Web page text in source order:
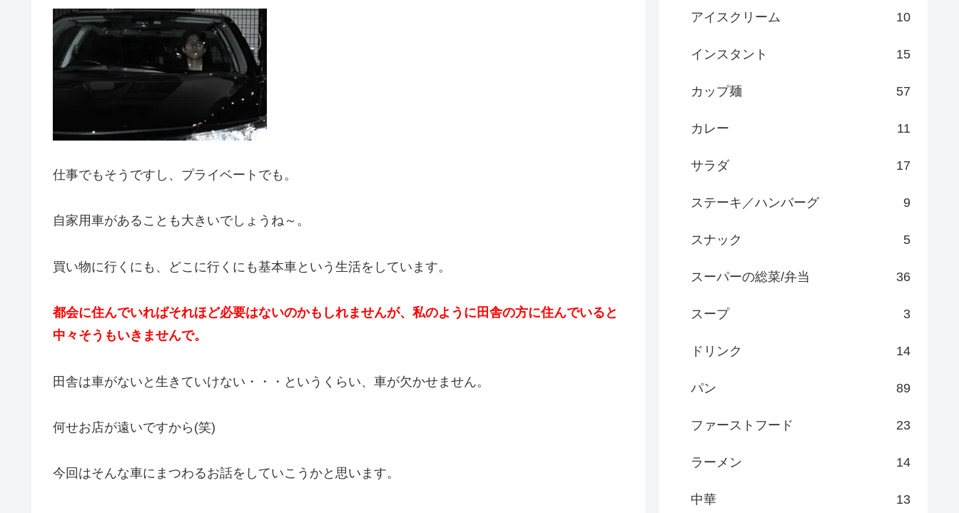
仕事でもそうですし、プライベートでも。
自家用車があることも大きいでしょうね～。
買い物に行くにも、どこに行くにも基本車という生活をしています。
都会に住んでいればそれほど必要はないのかもしれませんが、私のように田舎の方に住んでいると
中々そうもいきませんで。
田舎は車がないと生きていけない・・・というくらい、車が欠かせません。
何せお店が遠いですから(笑)
今回はそんな車にまつわるお話をしていこうかと思います。
アイスクリーム 10
インスタント 15
カップ麺 57
カレー 11
サラダ 17
ステーキ／ハンバーグ 9
スナック 5
スーパーの総菜/弁当 36
スープ 3
ドリンク 14
パン 89
ファーストフード 23
ラーメン 14
中華 13